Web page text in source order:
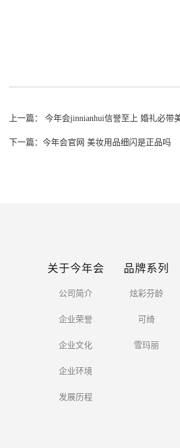
上一篇： 今年会jinnianhui信誉至上 婚礼必带
下一篇：今年会官网 美妆用品细闪是正品吗
关于今年会
公司简介
企业荣誉
企业文化
企业环境
发展历程
品牌系列
炫彩芬龄
可绮
雪玛丽